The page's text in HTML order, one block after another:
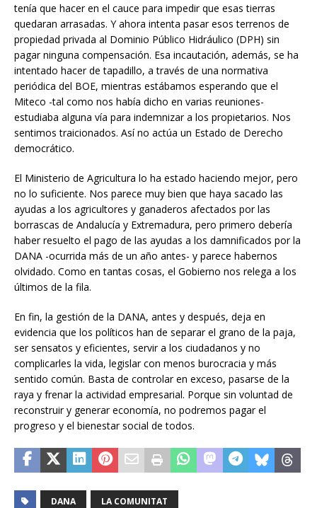
tenía que hacer en el cauce para impedir que esas tierras
quedaran arrasadas. Y ahora intenta pasar esos terrenos de
propiedad privada al Dominio Público Hidráulico (DPH) sin
pagar ninguna compensación. Esa incautación, además, se ha
intentado hacer de tapadillo, a través de una normativa
periódica del BOE, mientras estábamos esperando que el
Miteco -tal como nos había dicho en varias reuniones-
estudiaba alguna vía para indemnizar a los propietarios. Nos
sentimos traicionados. Así no actúa un Estado de Derecho
democrático.
El Ministerio de Agricultura lo ha estado haciendo mejor, pero
no lo suficiente. Nos parece muy bien que haya sacado las
ayudas a los agricultores y ganaderos afectados por las
borrascas de Andalucía y Extremadura, pero primero debería
haber resuelto el pago de las ayudas a los damnificados por la
DANA -ocurrida más de un año antes- y parece habernos
olvidado. Como en tantas cosas, el Gobierno nos relega a los
últimos de la fila.
En fin, la gestión de la DANA, antes y después, deja en
evidencia que los políticos han de separar el grano de la paja,
ser sensatos y eficientes, servir a los ciudadanos y no
complicarles la vida, legislar con menos burocracia y más
sentido común. Basta de controlar en exceso, pasarse de la
raya y frenar la actividad empresarial. Porque sin voluntad de
reconstruir y generar economía, no podremos pagar el
progreso y el bienestar social de todos.
DANA LA COMUNITAT